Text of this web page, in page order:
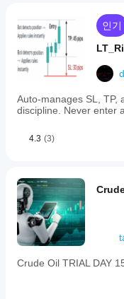
인기
Auto-manages SL, TP,
discipline. Never enter
4.3 (3)
Crude Oil TRIAL DAY